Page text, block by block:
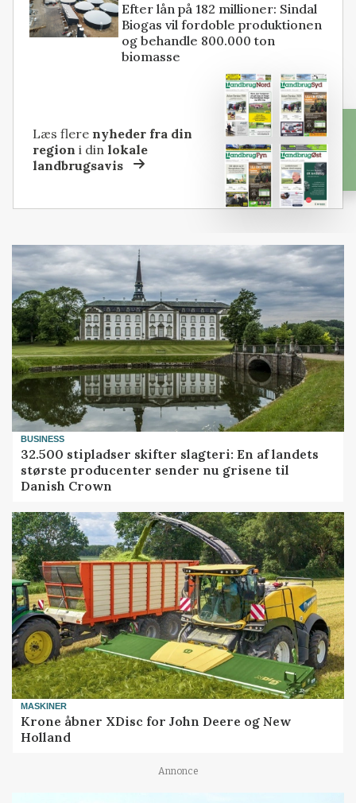
Efter lån på 182 millioner: Sindal
Biogas vil fordoble produktionen
og behandle 800.000 ton
biomasse
Læs flere nyheder fra din
region i dinlokale
landbrugsavis
BUSINESS
32.500 stipladser skifter slagteri: En af landets
største producenter sender nu grisene til
Danish Crown
MASKINER
Krone åbner XDisc for John Deere og New
Holland
Annonce